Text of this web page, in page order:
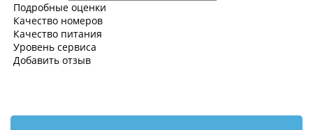
Подробные оценки
Качество номеров
Качество питания
Уровень сервиса
Добавить отзыв